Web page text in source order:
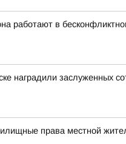
работают в
наградили заслуженных
права местной